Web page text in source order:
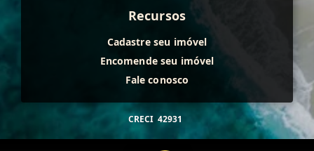
Recursos
Cadastre seu imóvel
Encomende seu imóvel
Fale conosco
CRECI 42931